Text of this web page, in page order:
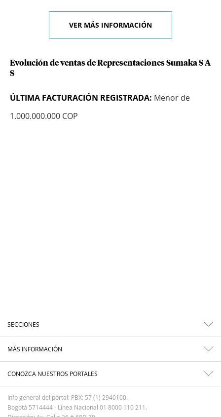
VER MÁS INFORMACIÓN
Evolución de ventas de Representaciones Sumaka S A
S
ÚLTIMA FACTURACIÓN REGISTRADA: Menor de
1.000.000.000 COP
SECCIONES
MÁS INFORMACIÓN
CONOZCA NUESTROS PORTALES
Info general del portal: PBX: 57 (1) 2940100.
Bogotá 5714444 - Línea Nacional 01 8000 110 211.